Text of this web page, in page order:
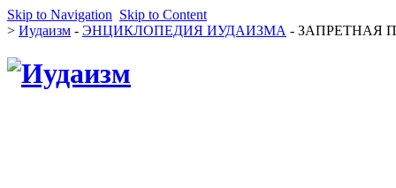
Skip to Navigation Skip to Content
> Иудаизм - ЭНЦИКЛОПЕДИЯ ИУДАИЗМА - ЗАПРЕТНАЯ